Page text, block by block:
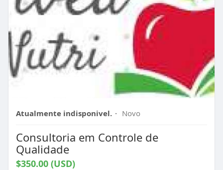
Atualmente indisponivel. · Novo
Consultoria em Controle de
Qualidade
$350.00 (USD)